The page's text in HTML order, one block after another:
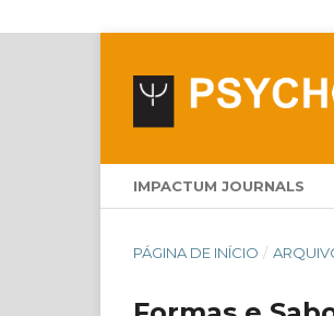
IMPACTUM JOURNALS
PÁGINA DE INÍCIO /